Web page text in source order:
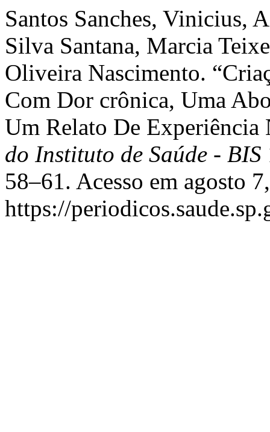
Santos Sanches, Vinicius,
Silva Santana, Marcia
Oliveira Nascimento.
Com Dor crônica, Uma
Um Relato De
do Instituto de Saúde - BIS
58–61. Acesso em agosto
https://